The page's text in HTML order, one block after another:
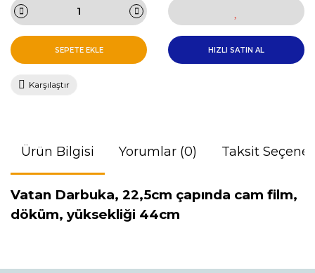
SEPETE EKLE HIZLI SATIN AL
Karşılaştır
Ürün Bilgisi Yorumlar (0) Taksit
Vatan Darbuka, 22,5cm çapında cam film,
döküm, yüksekliği 44cm
konularda yetersiz gördüğünüz noktaları öneri formunu